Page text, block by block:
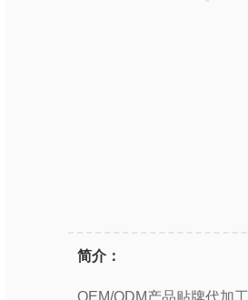
简介：
OEM/ODM产品贴牌代加工